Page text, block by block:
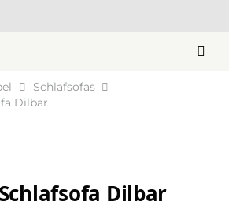
Schlafsofas
Dilbar
Dilbar